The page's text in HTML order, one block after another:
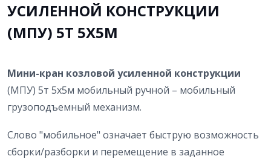
УСИЛЕННОЙ КОНСТРУКЦИИ
(МПУ) 5Т 5Х5М
Мини-кран козловой усиленной конструкции
(МПУ) 5т 5х5м мобильный ручной – мобильный
грузоподъемный механизм.
Слово "мобильное" означает быструю возможность
сборки/разборки и перемещение в заданное